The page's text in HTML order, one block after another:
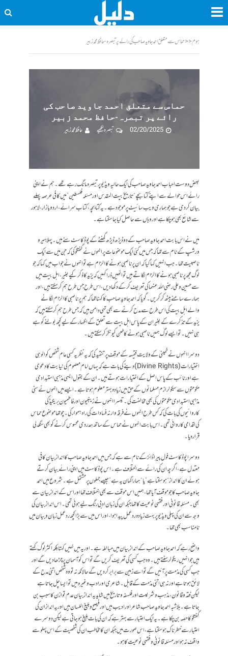
ہوم<<حماس سے متعلق احمد جاوید صاحب کی رائے پر تبصرہ-حافظ محمد زبیر
حماس سے متعلق احمد جاوید صاحب کی
رائے پر تبصرہ-حافظ محمد زبیر
02/20/2025
تبصرہ لکھیے حافظ محمد زبیر
بعض دوست احباب احمد جاوید صاحب کی ایک حالیہ ویڈیو پر تبصرہ مانگ رہے تھے۔ ہم نے اپنی
رائے اس حوالے سے اپنے کتابچے “تاریخ بیت المقدس اور مسئلہ فلسطین” میں کافی عرصہ پہلے
بیان کر دی ہے جو ہماری ویب سائیٹ پر موجود ہے۔ یہ کتابچہ، کتاب سرائے، اردو بازار، لاہور
سے شائع بھی ہو چکا ہے اور وہاں سے حاصل کیا جا سکتا ہے۔
میں نے اس بابت احمد جاوید صاحب کے دو ڈیڑھ ڈیڑھ گھنٹے کے پوڈ کاسٹ سنے ہیں۔ پہلا ہیرو
ورشپ کے نام سے تھا کہ جس میں کئی ایک موضوعات پر انہوں نے گفتگو کی کہ جن میں سے ایک
ناصبیت تھا۔ جب انہیں کہا گیا کہ ان پر ناصبی ہونے کا الزام ہے تو انہوں نے جواب میں کہا کہ جو
لوگ مجھ پر ناصبی ہونے کا الزام لگاتے ہیں تو انھیں ذرا کہیں کہ یزید کا ذکر کیے بغیر، اہل بیت میں
سے حسین وعلی رضی اللہ عنہما کی تعریف کر کے دکھا دیں، اس طرح جس طرح ہم کر سکتے ہیں، اور
ہمارے سامنے بیٹھ کر کریں۔ گویا کہ احمد جاوید صاحب کا کہنا تھا کہ ہم پر ناصبی کا الزام لگانے
والے اہل بیت کی اس طرح سے مدح کرنے سے بھی تہی دامن ہیں کہ جس طرح ہم کر سکتے ہیں کہ
یزید کے تذکرے کے بغیر ان کے پاس اہل بیت سے تعلق کے اظہار کے لیے کچھ بولنے کو ہے
ہی نہیں۔ تو ایسے لوگ ہمیں ناصبی ہونے کا طعن کیونکر کر سکتے ہیں۔
دوسرا انہوں نے خمینی کے ولایت فقیہہ کے موقف پر تنقید کی کہ یہ نظریہ کسی عام شخص کو الوہی
اختیارات (Divine Rights) دینے کی بات ہے کہ یہاں امام معصوم کی نیابت کا دعوی
ہے اور نائب کے پاس اصل کے اختیارات ہوتے ہیں۔ ان کے بقول ایسی مذہبی استبدادی
حکومتوں سے سیکولرازم مسلمانوں کے حق میں زیادہ بہتر معلوم ہوتا ہے۔ ایسے میں انہوں نے سنی
مذہبی استبدادی حکومتوں کی بھی مخالفت کی۔ تیسرا انہوں نے زینبیون اور فاطمیون بریگیڈ کی
کاروائیوں کی بات کی کہ کس طرح انہوں نے فرقہ وارنہ فسادات کی راہ ہموار کی۔ چوتھا موضوع حماس
کی اقدامی کاروائی تھی۔ اس بابت انہوں نے حماس کے ساتھ ہمدردی محسوس کرنے کو بھی سنگدلی
قرار دیا۔
دوسرا پوڈ کاسٹ فول پیراڈائز کے نام سے ہے کہ جس میں احمد جاوید صاحب کا انداز بیان کافی
معتدل ہے، اگرچہ ان کی رائے سے اختلاف ہے۔ اس پوڈ کاسٹ میں اپنی رائے بیان کرتے
ہوئے ان کا انداز “ہو سکتا ہے” یا “ہمارا گمان یہ ہے” جیسے جملوں پر مشتمل ہے۔ شروع میں احمد
جاوید صاحب کا جو موقف آیا تھا، ہمیں اس موقف سے بھی اختلاف تھا اور اس کے انداز بیان سے
بھی۔ مسئلہ قانونی اور فقہی نوعیت کا تھا جبکہ ان کی زبان ادبی رنگ لیے ہوئی تھی۔ اس انداز بیان کی
وجہ سے ان کی پہلی ویڈیو پر بہت زیادہ رد عمل پیدا ہوا ، اور اس میں سے بڑا کچھ رد عمل زبان وبیان میں
نامناسب بھی تھا۔
واضح رہے کہ احمد جاوید صاحب کے انداز بیان میں مبالغہ ہے۔ اور یہ میں نہیں کہتا بلکہ اکثر لوگ کہتے
ہیں جو انہیں ریگولر سنتے ہیں۔ وہ جب کسی کی تعریف کریں گے تو اس کو آسمان پر چڑھا دیں گے اور
جب کسی کی مذمت پر آئیں گے تو اسے زمین سے برابر کر دیں گے حالانکہ نہ تو وہ شخص اتنی مدح کے
لائق ہوتا ہے اور نہ ہی اتنی مذمت کے قابل۔ شاعری اور ادب وغیرہ میں تو ایسا چل جاتا ہے
لیکن فقہ وقانون، مذہب وشریعت اور فلسفہ وتاریخ میں شاید یہ انداز بیان عدم توازن کا سبب بن
جاتا ہے۔ بلاشبہ احمد جاوید صاحب شاعر اور ادیب ہیں اور فیصح وبلیغ اللسان ہیں اور یہ انداز ان کی
گفتگو کا حصہ بن چکا ہے۔ یہ ایک اعتبار سے بہتر ہے کہ ان کی بات بلیغ ہو جاتی ہے لیکن دوسرے
اعتبار سے خطرناک ہو سکتا ہے، اس صورت میں جبکہ ان کا مخاطب ان کی شخصیت کے اس پہلو سے
واقف نہ ہو اور مسئلہ قانونی وفقہی نوعیت کا ہو۔